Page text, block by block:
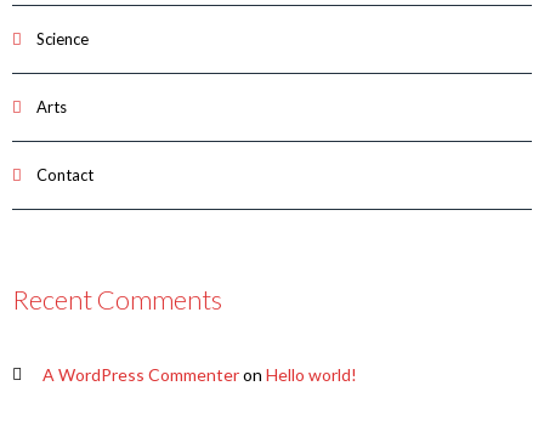
Science
Arts
Contact
Recent Comments
A WordPress Commenteron Hello world!